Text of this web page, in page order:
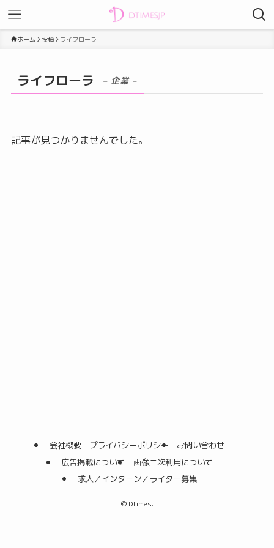
ホーム 投稿 ライフローラ
ライフローラ – 企業 –
記事が見つかりませんでした。
会社概要 プライバシーポリシー
お問い合わせ
広告掲載について
画像二次利用について
求人／インターン／ライター募集
©Dtimes.